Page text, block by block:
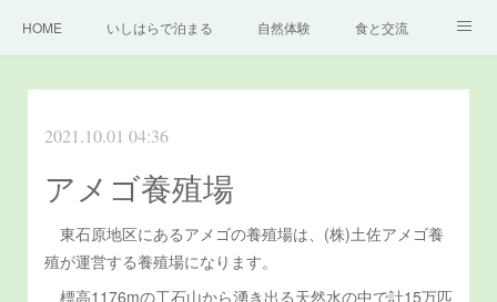
HOME いしはらで泊まる 自然体験 食と交流
お問い合わせ
2021.10.01 04:36
アメゴ養殖場
東石原地区にあるアメゴの養殖場は、(株)土佐アメゴ養
殖が運営する養殖場になります。
標高1176mの工石山から湧き出る天然水の中で計15万匹